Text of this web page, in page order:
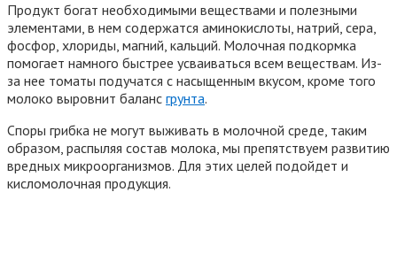
Продукт богат необходимыми веществами и полезными
элементами, в нем содержатся аминокислоты, натрий, сера,
фосфор, хлориды, магний, кальций. Молочная подкормка
помогает намного быстрее усваиваться всем веществам. Из-
за нее томаты подучатся с насыщенным вкусом, кроме того
молоко выровнит баланс грунта.
Споры грибка не могут выживать в молочной среде, таким
образом, распыляя состав молока, мы препятствуем развитию
вредных микроорганизмов. Для этих целей подойдет и
кисломолочная продукция.